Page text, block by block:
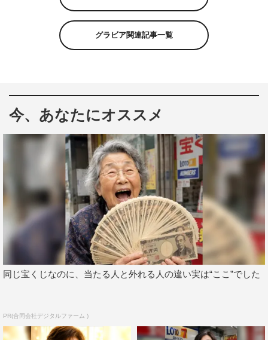
グラビア関連記事一覧
今、あなたにオススメ
同じ宝くじなのに、当たる人と外れる人の違い実は“ここ”でした
PR(合同会社デジタルファーム )